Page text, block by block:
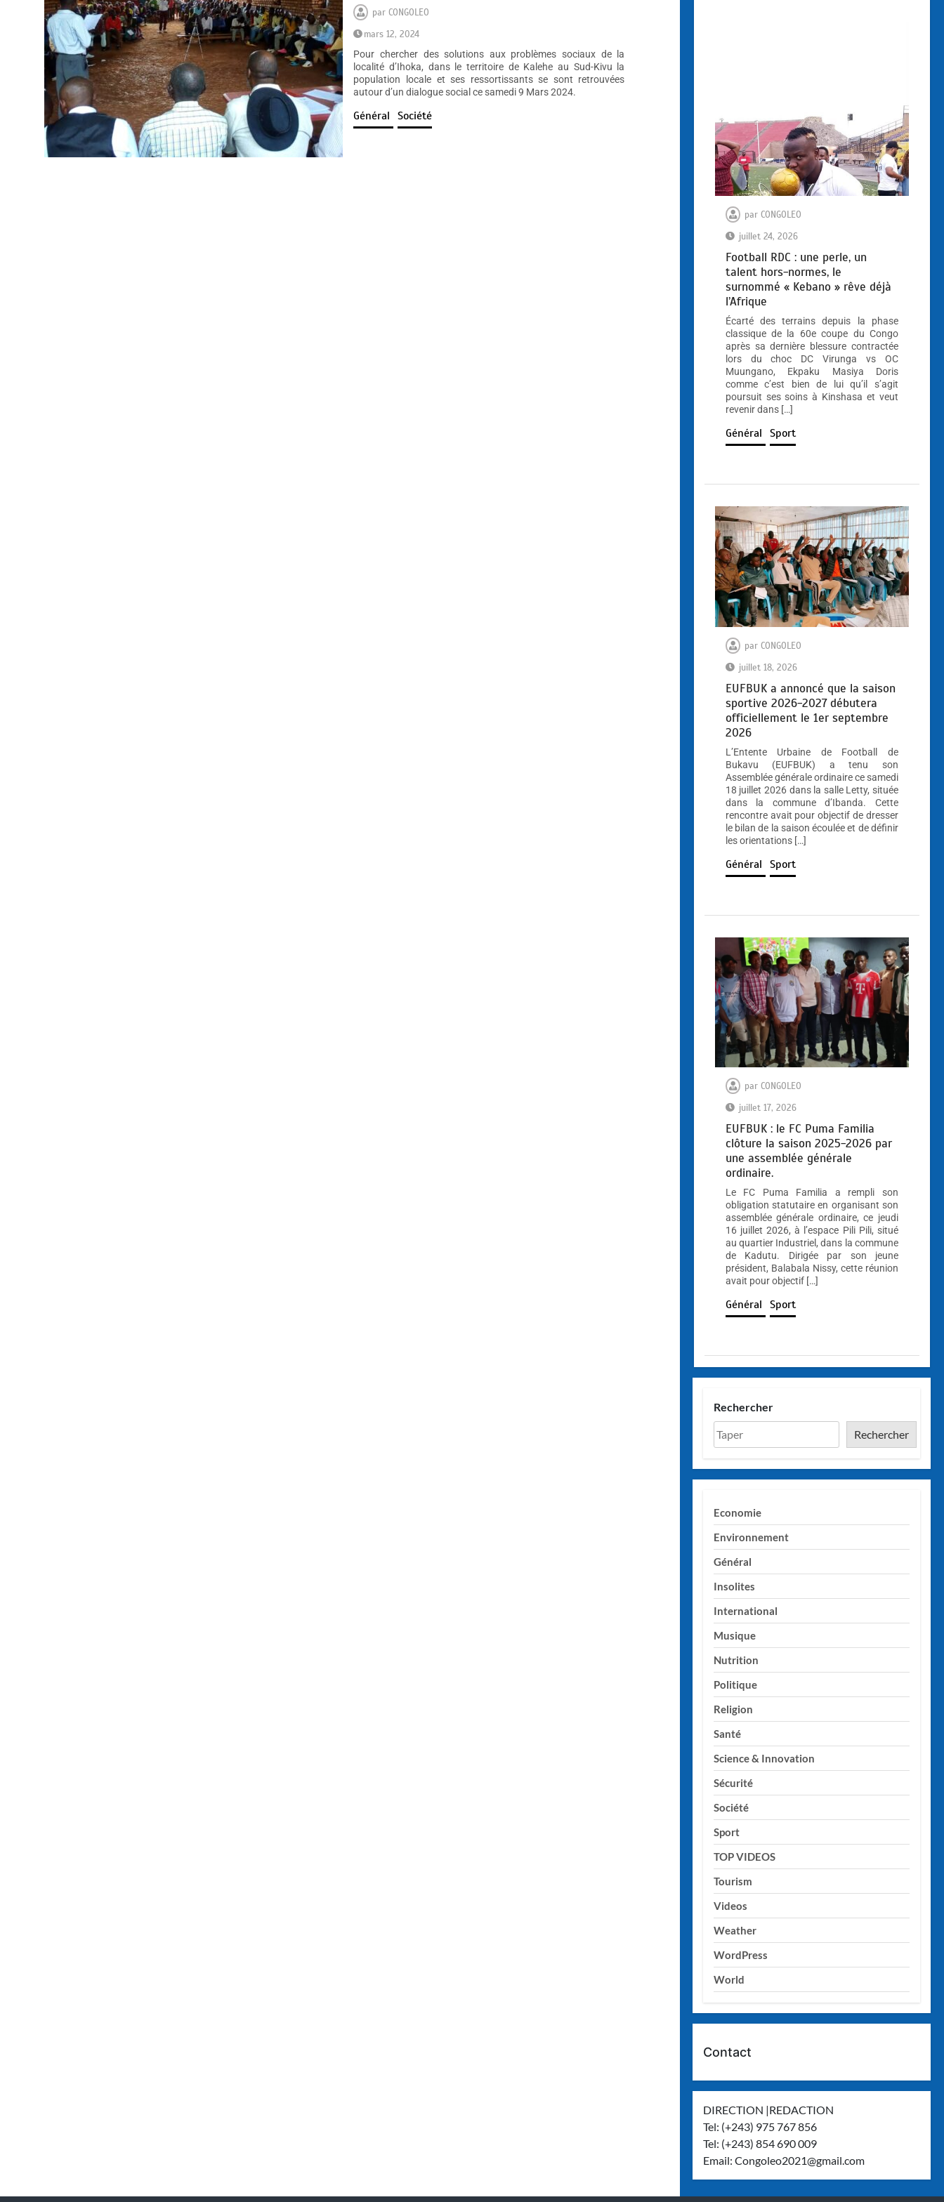
parCONGOLEO
mars 12, 2024
Pour chercher des solutions aux problèmes sociaux de la
localité d’Ihoka, dans le territoire de Kalehe au Sud-Kivu la
population locale et ses ressortissants se sont retrouvées
autour d’un dialogue social ce samedi 9 Mars 2024.
Général Société
par CONGOLEO
juillet 24, 2026
Football RDC : une perle, un
talent hors-normes, le
surnommé « Kebano » rêve déjà
l’Afrique
Écarté des terrains depuis la phase
classique de la 60e coupe du Congo
après sa dernière blessure contractée
lors du choc DC Virunga vs OC
Muungano, Ekpaku Masiya Doris
comme c’est bien de lui qu’il s’agit
poursuit ses soins à Kinshasa et veut
revenir dans […]
Général Sport
par CONGOLEO
juillet 18, 2026
EUFBUK a annoncé que la saison
sportive 2026-2027 débutera
officiellement le 1er septembre
2026
L’Entente Urbaine de Football de
Bukavu (EUFBUK) a tenu son
Assemblée générale ordinaire ce samedi
18 juillet 2026 dans la salle Letty, située
dans la commune d’Ibanda. Cette
rencontre avait pour objectif de dresser
le bilan de la saison écoulée et de définir
les orientations […]
Général Sport
par CONGOLEO
juillet 17, 2026
EUFBUK : le FC Puma Familia
clôture la saison 2025-2026 par
une assemblée générale
ordinaire.
Le FC Puma Familia a rempli son
obligation statutaire en organisant son
assemblée générale ordinaire, ce jeudi
16 juillet 2026, à l’espace Pili Pili, situé
au quartier Industriel, dans la commune
de Kadutu. Dirigée par son jeune
président, Balabala Nissy, cette réunion
avait pour objectif […]
Général Sport
Rechercher
Rechercher
Economie
Environnement
Général
Insolites
International
Musique
Nutrition
Politique
Religion
Santé
Science & Innovation
Sécurité
Société
Sport
TOP VIDEOS
Tourism
Videos
Weather
WordPress
World
Contact
DIRECTION |REDACTION
Tel: (+243) 975 767 856
Tel: (+243) 854 690 009
Email:Congoleo2021@gmail.com